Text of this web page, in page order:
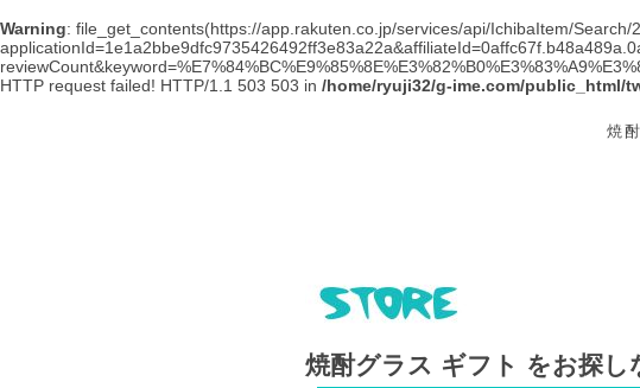
Warning: file_get_contents(https://app.rakuten.co.jp/services/api/IchibaItem/Search/
HTTP request failed! HTTP/1.1 503 503 in /home/ryuji32/g-ime.com/public_html/
焼
焼酎グラス ギフト をお探し